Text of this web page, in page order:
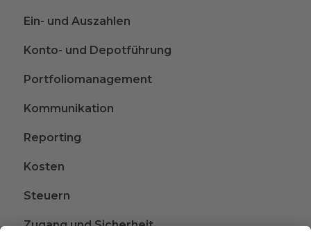
Ein- und Auszahlen
Konto- und Depotführung
Portfoliomanagement
Kommunikation
Reporting
Kosten
Steuern
Zugang und Sicherheit